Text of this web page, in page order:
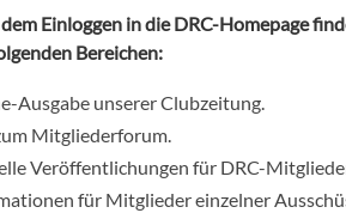
Einloggen in die DRC-Homepage
Bereichen:
Ausgabe unserer Clubzeitung.
Mitgliederforum.
Veröffentlichungen für DRC-
für Mitglieder einzelner